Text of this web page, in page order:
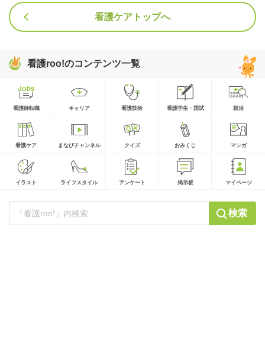
看護ケアトップへ
看護roo!のコンテンツ一覧
看護師転職 キャリア 看護技術 看護学生・国試 就活
看護ケア まなびチャンネル クイズ おみくじ マンガ
イラスト ライフスタイル アンケート 掲示板 マイページ
検索